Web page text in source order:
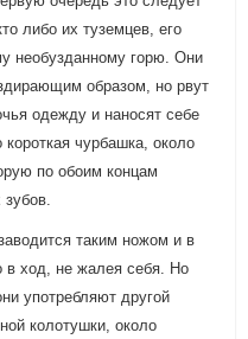
либо их туземцев, его
необузданному горю. Они
образом, но рвут
одежду и наносят себе
чурбашка, около
по обоим концам
зубов.
таким ножом и в
в ход, не жалея себя. Но
употребляют другой
колотушки, около